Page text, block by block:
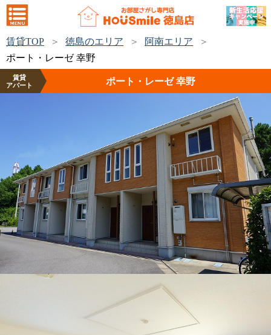
賃貸TOP 徳島のエリア
阿南エリア
ポート・レーゼ 幸野
賃貸
アパート
ポート・レーゼ 幸野